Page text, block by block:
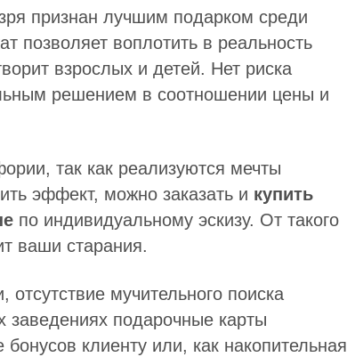
признан лучшим подарком среди
позволяет воплотить в реальность
взрослых и детей. Нет риска
решением в соотношении цены и
так как реализуются мечты
эффект, можно заказать и купить
по индивидуальному эскизу. От такого
ваши старания.
мучительного поиска
заведениях подарочные карты
клиенту или, как накопительная